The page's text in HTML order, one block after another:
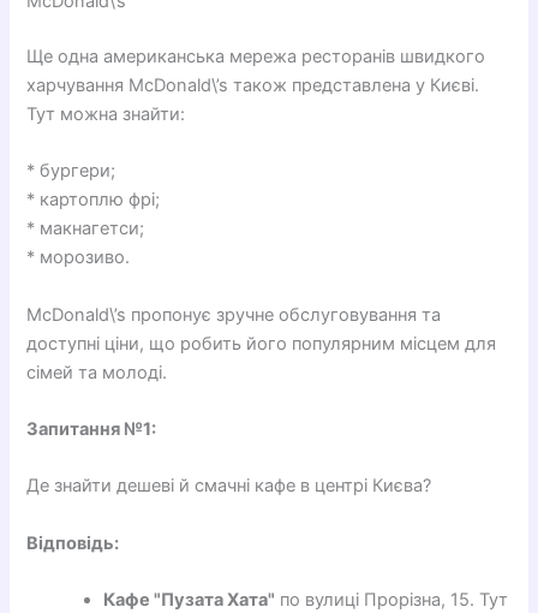
Ще одна американська мережа ресторанів швидкого
харчування McDonald\’s також представлена у Києві.
Тут можна знайти:
* бургери;
* картоплю фрі;
* макнагетси;
* морозиво.
McDonald\’s пропонує зручне обслуговування та
доступні ціни, що робить його популярним місцем для
сімей та молоді.
Запитання №1:
Де знайти дешеві й смачні кафе в центрі Києва?
Відповідь:
Кафе "Пузата Хата" по вулиці Прорізна, 15. Тут